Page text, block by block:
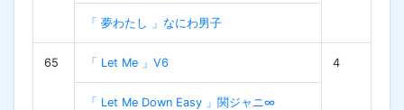
「 夢わたし 」なにわ男子
65 「 Let Me 」V6 4
「 Let Me Down Easy 」関ジャニ∞